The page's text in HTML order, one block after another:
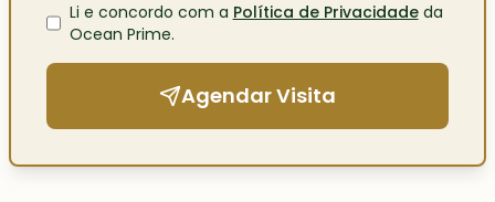
Li e concordo com a Política de Privacidadeda
Ocean Prime.
Agendar Visita